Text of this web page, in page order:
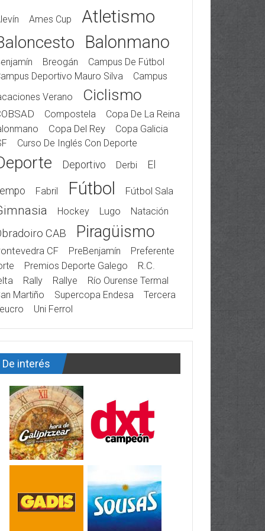
Ames Cup Atletismo
Balonmano
Breogán
Campus De Fútbol
Deportivo Mauro Silva
Campus
Verano
Ciclismo
Compostela
Copa De La Reina
Copa Del Rey
Copa Galicia
Curso De Inglés Con Deporte
Deportivo Derbi El
Fabril Fútbol Fútbol Sala
Hockey Lugo Natación
CAB Piragüismo
CF PreBenjamín
Preferente
Premios Deporte Galego
R.C.
Rally Rallye
Río Ourense Termal
Martiño
Supercopa Endesa
Tercera
Uni Ferrol
De interés